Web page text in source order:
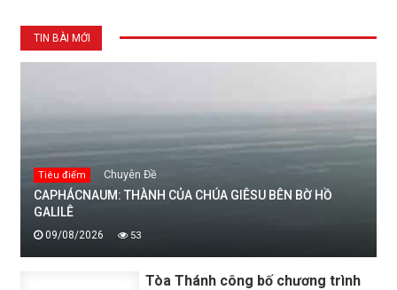
TIN BÀI MỚI
Tiêu điểm Chuyên Đề
CAPHÁCNAUM: THÀNH CỦA CHÚA GIÊSU BÊN BỜ HỒ
GALILÊ
09/08/2026 53
Tòa Thánh công bố chương trình